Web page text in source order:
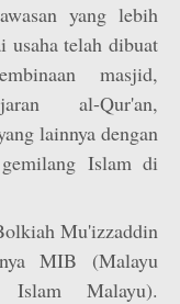
yang lebih
usaha telah dibuat
masjid,
al-Qur'an,
lainnya dengan
Islam di
Mu'izzaddin
MIB (Malayu
Malayu).